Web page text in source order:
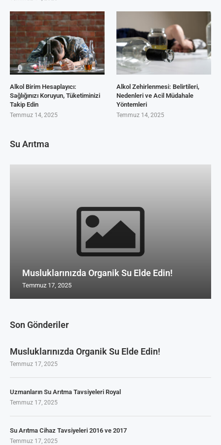
Son Gönderiler
Musluklarınızda Organik Su Elde Edin!
Temmuz 17, 2025
Uzmanların Su Arıtma Tavsiyeleri Royal
Temmuz 17, 2025
Su Arıtma Cihaz Tavsiyeleri 2016 ve 2017
Temmuz 17, 2025
Alkol Birim Hesaplayıcı:
Sağlığınızı Koruyun, Tüketiminizi
Takip Edin
Temmuz 14, 2025
Alkol Zehirlenmesi: Belirtileri,
Nedenleri ve Acil Müdahale
Yöntemleri
Temmuz 14, 2025
Su Arıtma
Musluklarınızda Organik Su Elde Edin!
Temmuz 17, 2025